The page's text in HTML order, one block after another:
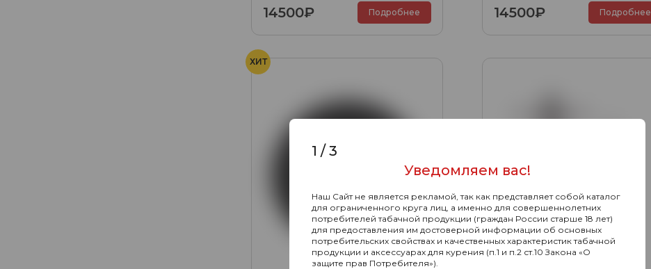
14500₽ Подробнее 14500₽ Подробнее
ХИТ
1 /3
Уведомляем вас!
Наш Сайт не является рекламой, так как представляет собой каталог
для ограниченного круга лиц, а именно для совершеннолетних
потребителей табачной продукции (граждан России старше 18 лет)
для предоставления им достоверной информации об основных
потребительских свойствах и качественных характеристик табачной
продукции и аксессуарах для курения (п.1 и п.2 ст.10 Закона «О
защите прав Потребителя»).